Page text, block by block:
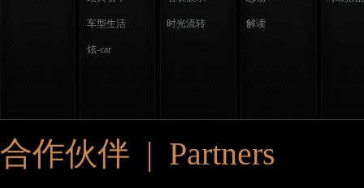
车型生活
炫-car
时光流转 解读
合作伙伴 | Partners